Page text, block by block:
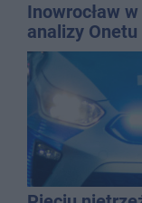
Inowrocław
analizy
najbardziej